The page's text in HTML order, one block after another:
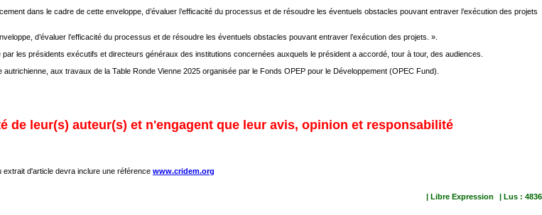
dans le cadre de cette enveloppe, d’évaluer l’efficacité du processus et de résoudre les éventuels obstacles pouvant entraver l’exécution des projets
d’évaluer l’efficacité du processus et de résoudre les éventuels obstacles pouvant entraver l’exécution des projets. ».
les présidents exécutifs et directeurs généraux des institutions concernées auxquels le président a accordé, tour à tour, des audiences.
aux travaux de la Table Ronde Vienne 2025 organisée par le Fonds OPEP pour le Développement (OPEC Fund).
de leur(s) auteur(s) et n'engagent que leur avis, opinion et responsabilité
extrait d'article devra inclure une référence www.cridem.org
| Libre Expression
| Lus : 4836